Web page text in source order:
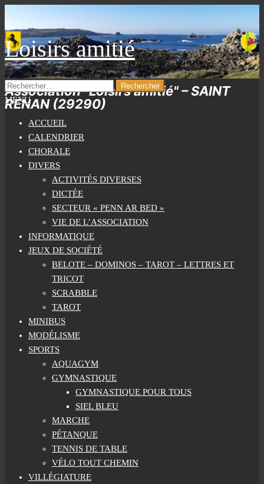
the
content
Loisirs amitié
Association "Loisirs amitié" – SAINT
RENAN (29290)
RECHERCHER :
MENU
ACCUEIL
CALENDRIER
CHORALE
DIVERS
ACTIVITÉS DIVERSES
DICTÉE
SECTEUR « PENN AR BED »
VIE DE L’ASSOCIATION
INFORMATIQUE
JEUX DE SOCIÉTÉ
BELOTE – DOMINOS – TAROT – LETTRES ET
TRICOT
SCRABBLE
TAROT
MINIBUS
MODÉLISME
SPORTS
AQUAGYM
GYMNASTIQUE
GYMNASTIQUE POUR TOUS
SIEL BLEU
MARCHE
PÉTANQUE
TENNIS DE TABLE
VÉLO TOUT CHEMIN
VILLÉGIATURE